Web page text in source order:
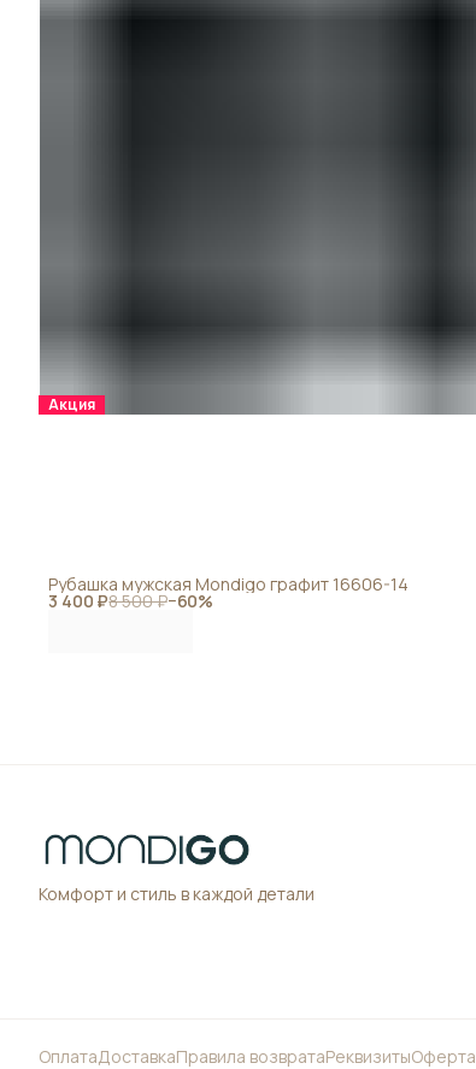
Акция
3 400 ₽8 500 ₽−60%
Рубашка мужская Mondigo графит 16606-14
Комфорт и стиль в каждой детали
ОплатаДоставкаПравила возвратаРеквизитыОферта